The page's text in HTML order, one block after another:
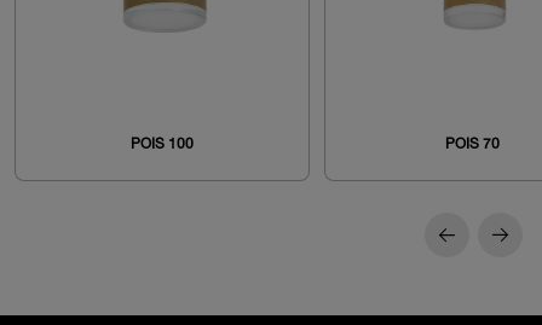
POIS 100 POIS 70